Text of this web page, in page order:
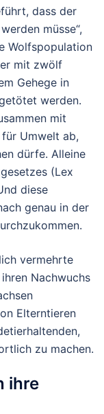
dass der
müsse“,
Wolfspopulation
mit zwölf
Gehege in
werden.
mit
Umwelt ab,
dürfe. Alleine
(Lex
diese
genau in der
vermehrte
Nachwuchs
Elterntieren
zu machen.
ihre